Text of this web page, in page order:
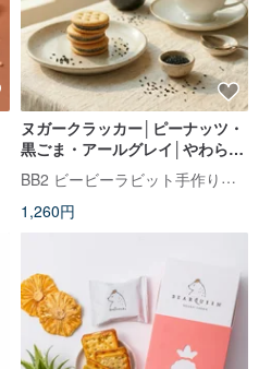
ヌガークラッカー│ピーナッツ・
黒ごま・アールグレイ│やわらか
食感
BB2 ビービーラビット手作りクッキー
1,260円